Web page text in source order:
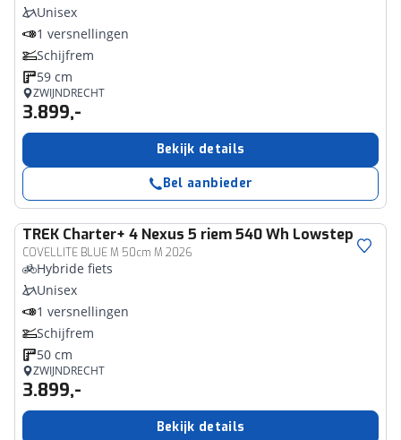
Unisex
1 versnellingen
Schijfrem
59 cm
ZWIJNDRECHT
3.899,-
Bekijk details
Bel aanbieder
TREK Charter+ 4 Nexus 5 riem 540 Wh Lowstep
COVELLITE BLUE M 50cm M 2026
Hybride fiets
Unisex
1 versnellingen
Schijfrem
50 cm
ZWIJNDRECHT
3.899,-
Bekijk details